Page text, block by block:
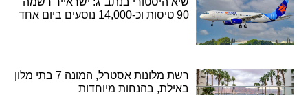
90 טיסות וכ-14,000 נוסעים ביום אחד
רשת מלונות אסטרל, המונה 7 בתי מלון
באילת, בהנחות מיוחדות